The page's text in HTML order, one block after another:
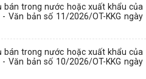
bán trong nước hoặc xuất khẩu của
Văn bản số 11/2026/OT-KKG ngày
bán trong nước hoặc xuất khẩu của
Văn bản số 10/2026/OT-KKG ngày